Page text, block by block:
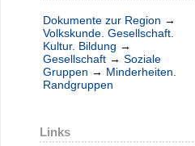
Dokumente zur Region →
Volkskunde. Gesellschaft.
Kultur. Bildung →
Gesellschaft → Soziale
Gruppen → Minderheiten.
Randgruppen
Links